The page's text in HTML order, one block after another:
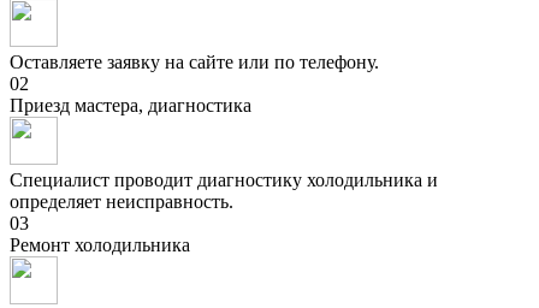
Оставляете заявку на сайте или по телефону.
02
Приезд мастера, диагностика
Специалист проводит диагностику холодильника и
определяет неисправность.
03
Ремонт холодильника